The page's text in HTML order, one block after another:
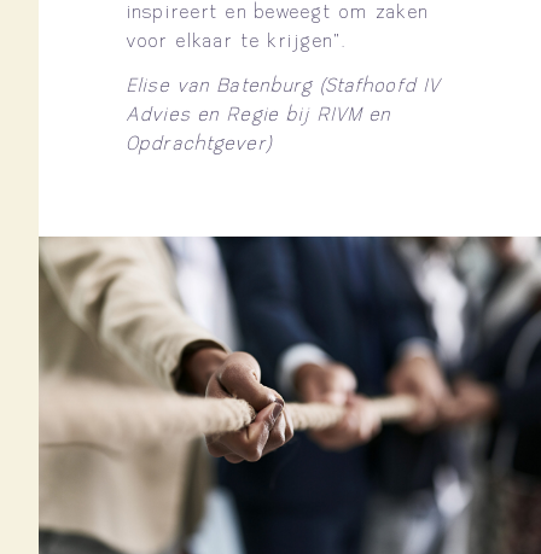
inspireert en beweegt om zaken
voor elkaar te krijgen”.
Elise van Batenburg (Stafhoofd IV
Advies en Regie bij RIVM en
Opdrachtgever)